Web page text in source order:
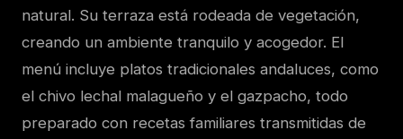
natural. Su terraza está rodeada de vegetación,
creando un ambiente tranquilo y acogedor. El
menú incluye platos tradicionales andaluces, como
el chivo lechal malagueño y el gazpacho, todo
preparado con recetas familiares transmitidas de